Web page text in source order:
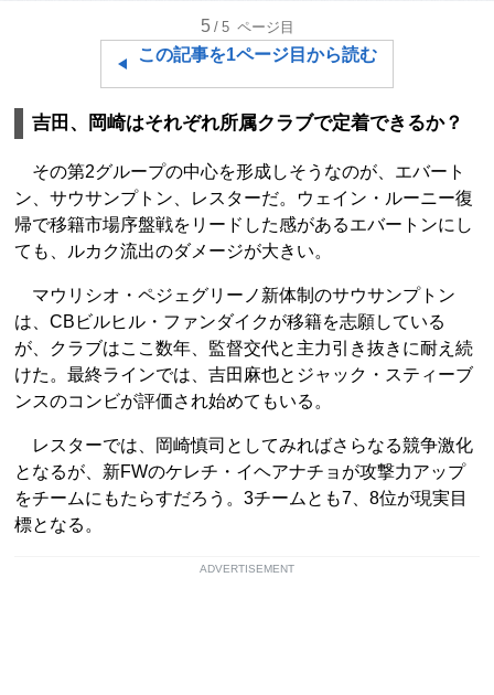
5 /5 ページ目
この記事を1ページ目から読む
吉田、岡崎はそれぞれ所属クラブで定着できるか？
その第2グループの中心を形成しそうなのが、エバート
ン、サウサンプトン、レスターだ。ウェイン・ルーニー復
帰で移籍市場序盤戦をリードした感があるエバートンにし
ても、ルカク流出のダメージが大きい。
マウリシオ・ペジェグリーノ新体制のサウサンプトン
は、CBビルヒル・ファンダイクが移籍を志願している
が、クラブはここ数年、監督交代と主力引き抜きに耐え続
けた。最終ラインでは、吉田麻也とジャック・スティーブ
ンスのコンビが評価され始めてもいる。
レスターでは、岡崎慎司としてみればさらなる競争激化
となるが、新FWのケレチ・イヘアナチョが攻撃力アップ
をチームにもたらすだろう。3チームとも7、8位が現実目
標となる。
ADVERTISEMENT